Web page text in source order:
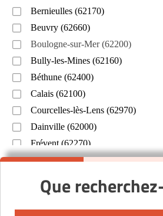
Bernieulles (62170)
Beuvry (62660)
Boulogne-sur-Mer (62200)
Bully-les-Mines (62160)
Béthune (62400)
Calais (62100)
Courcelles-lès-Lens (62970)
Dainville (62000)
Frévent (62270)
Hesdin (62140)
Liévin (62800)
Montreuil (62170)
Que